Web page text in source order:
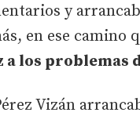
y
en ese camino
a los problemas
Vizán